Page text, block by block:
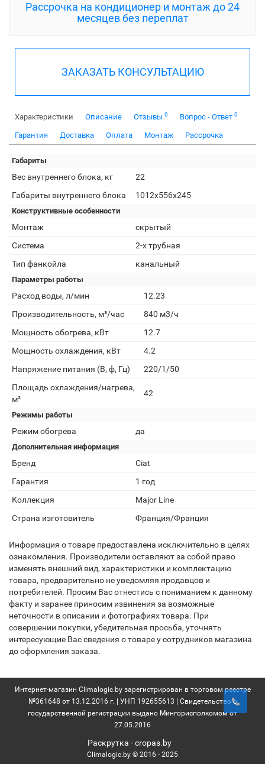
Рассрочка на кондиционер и монтаж до 24
месяцев без переплат
ЗАКАЗАТЬ КОНСУЛЬТАЦИЮ
Характеристики Описание Отзывы 0 Вопрос - Ответ 0
Гарантия Доставка Оплата Монтаж Рассрочка
Габариты
Вес внутреннего блока, кг
22
Габариты внутреннего блока
1012x556x245
Конструктивные особенности
Монтаж
скрытый
Система
2-х трубная
Тип фанкойла
канальный
Параметры работы
Расход воды, л/мин
12.23
Производительность, м³/час
840 м3/ч
Мощность обогрева, кВт
12.7
Мощность охлаждения, кВт
4.2
Напряжение питания (В, ф, Гц)
220/1/50
Площадь охлаждения/нагрева,
м²
42
Режимы работы
Режим обогрева да
Дополнительная информация
Бренд
Ciat
Гарантия
1 год
Коллекция
Major Line
Страна изготовитель
Франция/Франция
Информация о товаре предоставлена исключительно в целях
ознакомления. Производители оставляют за собой право
изменять внешний вид, характеристики и комплектацию
товара, предварительно не уведомляя продавцов и
потребителей. Просим Вас отнестись с пониманием к данному
факту и заранее приносим извинения за возможные
неточности в описании и фотографиях товара. При
совершении покупки, убедительная просьба, уточнять
интересующие Вас сведения о товаре у сотрудников магазина
до оформления заказа.
Интернет-магазин Climalogic.by зарегистрирован в торговом реестре
№361648 от 13.12.2016 г. | УНП 192655613 | Свидетельство о
государственной регистрации выдано Мингорисполкомом от
27.05.2016
Раскрутка -cropas.by
Climalogic.by © 2016 - 2025